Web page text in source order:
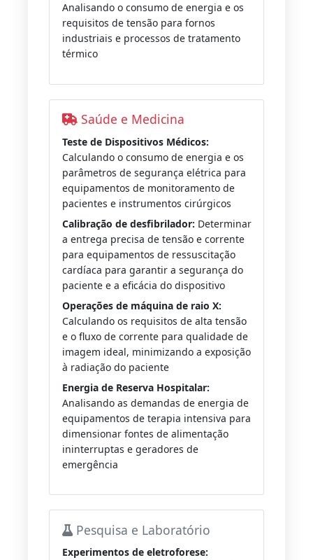
Analisando o consumo de energia e os
requisitos de tensão para fornos
industriais e processos de tratamento
térmico
Saúde e Medicina
Teste de Dispositivos Médicos:
Calculando o consumo de energia e os
parâmetros de segurança elétrica para
equipamentos de monitoramento de
pacientes e instrumentos cirúrgicos
Calibração de desfibrilador: Determinar
a entrega precisa de tensão e corrente
para equipamentos de ressuscitação
cardíaca para garantir a segurança do
paciente e a eficácia do dispositivo
Operações de máquina de raio X:
Calculando os requisitos de alta tensão
e o fluxo de corrente para qualidade de
imagem ideal, minimizando a exposição
à radiação do paciente
Energia de Reserva Hospitalar:
Analisando as demandas de energia de
equipamentos de terapia intensiva para
dimensionar fontes de alimentação
ininterruptas e geradores de
emergência
Pesquisa e Laboratório
Experimentos de eletroforese: